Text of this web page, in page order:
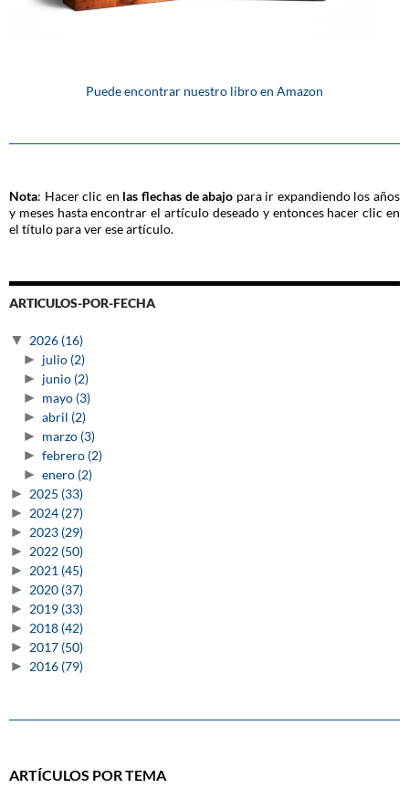
Puede encontrar nuestro libro en Amazon
Nota: Hacer clic en las flechas de abajo para ir expandiendo los años
y meses hasta encontrar el artículo deseado y entonces hacer clic en
el título para ver ese artículo.
ARTICULOS-POR-FECHA
▼ 2026 (16)
► julio (2)
► junio (2)
► mayo (3)
► abril (2)
► marzo (3)
► febrero (2)
► enero (2)
► 2025 (33)
► 2024 (27)
► 2023 (29)
► 2022 (50)
► 2021 (45)
► 2020 (37)
► 2019 (33)
► 2018 (42)
► 2017 (50)
► 2016 (79)
ARTÍCULOS POR TEMA